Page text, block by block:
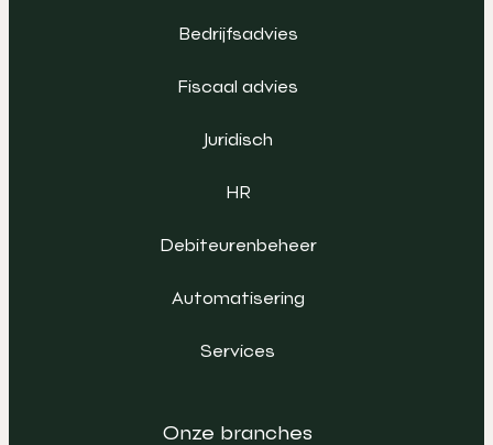
Bedrijfsadvies
Fiscaal advies
Juridisch
HR
Debiteurenbeheer
Automatisering
Services
Onze branches